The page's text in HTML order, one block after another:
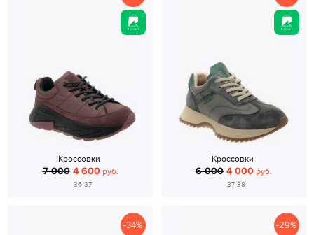
Кроссовки
7 000 4 600руб.
36 37
Кроссовки
6 000 4 000 руб.
37 38
-34% -29%